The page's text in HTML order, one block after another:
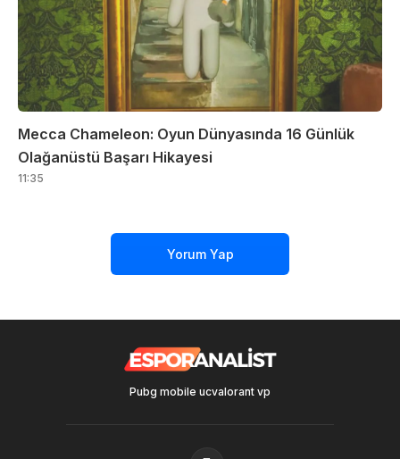
Mecca Chameleon: Oyun Dünyasında 16 Günlük
Olağanüstü Başarı Hikayesi
11:35
Yorum Yap
Pubg mobile ucvalorant vp